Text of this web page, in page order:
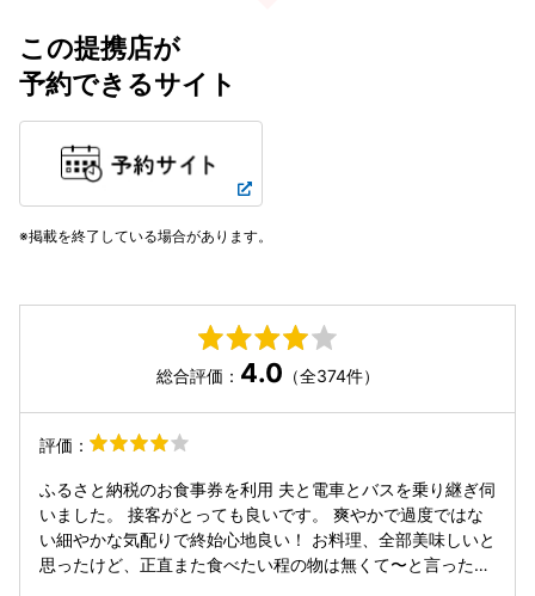
この提携店が
予約できるサイト
掲載を終了している場合があります。
総合評価： 4.0 （全374件）
評価：
ふるさと納税のお食事券を利用 夫と電車とバスを乗り継ぎ伺
いました。 接客がとっても良いです。 爽やかで過度ではな
い細やかな気配りで終始心地良い！ お料理、全部美味しいと
思ったけど、正直また食べたい程の物は無くて〜と言ったと